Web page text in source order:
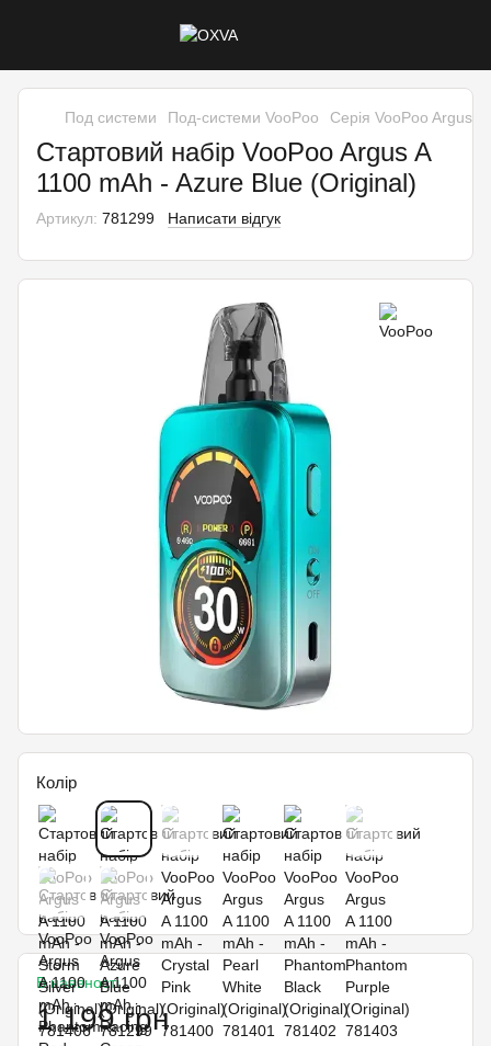
Под системи Под-системи VooPoo Серія VooPoo Argus
Стартовий набір VooPoo Argus A
1100 mAh - Azure Blue (Original)
Артикул: 781299 Написати відгук
Колір
В наявності
1 199 грн